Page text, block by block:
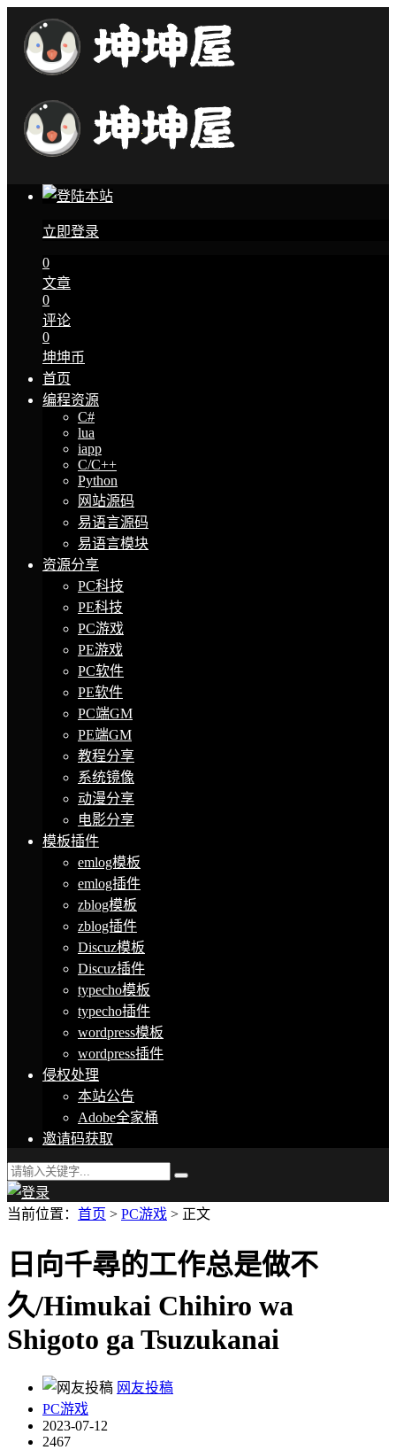
立即登录
0
文章
0
评论
0
坤坤币
首页
编程资源
C#
lua
iapp
C/C++
Python
网站源码
易语言源码
易语言模块
资源分享
PC科技
PE科技
PC游戏
PE游戏
PC软件
PE软件
PC端GM
PE端GM
教程分享
系统镜像
动漫分享
电影分享
模板插件
emlog模板
emlog插件
zblog模板
zblog插件
Discuz模板
Discuz插件
typecho模板
typecho插件
wordpress模板
wordpress插件
侵权处理
本站公告
Adobe全家桶
邀请码获取
当前位置： 首页 > PC游戏 > 正文
日向千尋的工作总是做不
久/Himukai Chihiro wa
Shigoto ga Tsuzukanai
网友投稿
PC游戏
2023-07-12
2467